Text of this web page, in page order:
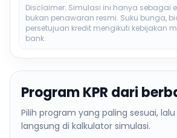
Disclaimer: Simulasi ini hanya sebagai
bukan penawaran resmi. Suku bunga,
persetujuan kredit mengikuti kebijakan
bank.
Program KPR dari
Pilih program yang paling sesuai,
langsung di kalkulator simulasi.